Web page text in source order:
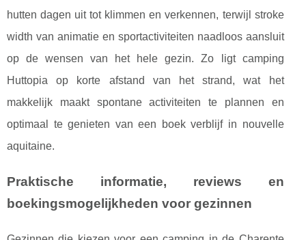
hutten dagen uit tot klimmen en verkennen, terwijl stroke
width van animatie en sportactiviteiten naadloos aansluit
op de wensen van het hele gezin. Zo ligt camping
Huttopia op korte afstand van het strand, wat het
makkelijk maakt spontane activiteiten te plannen en
optimaal te genieten van een boek verblijf in nouvelle
aquitaine.
Praktische informatie, reviews en
boekingsmogelijkheden voor gezinnen